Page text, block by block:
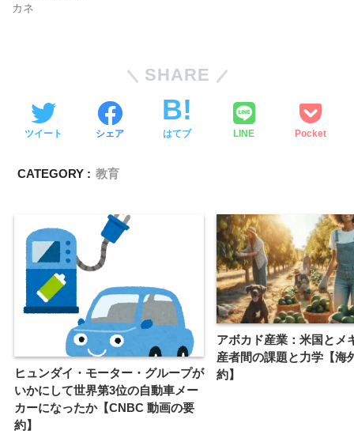
カネ
SHARE
ツイート シェア はてブ LINE Pocket
CATEGORY : 教育
ヒュンダイ・モーター・グループが
いかにして世界第3位の自動車メー
カーになったか【CNBC 動画の要
約】
アボカド産業：米国とメ
産者間の課題と力学【海
約】